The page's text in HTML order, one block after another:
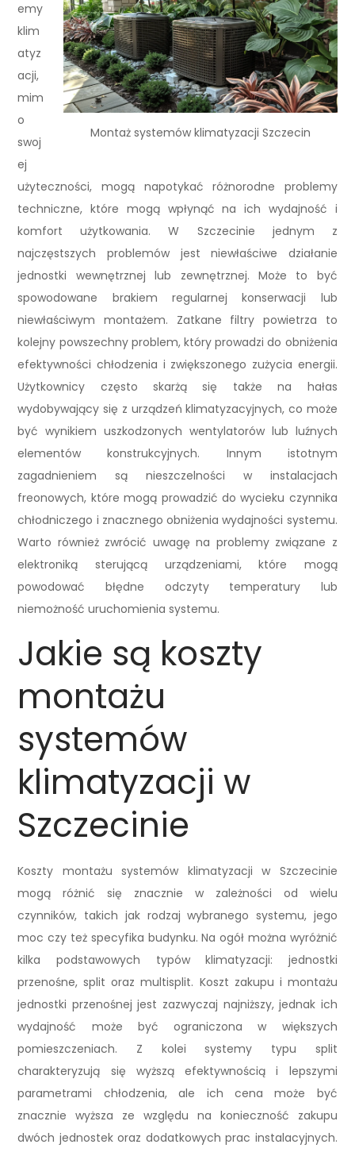
Montaż systemów klimatyzacji Szczecin
emy
klim
atyz
acji,
mim
o
swoj
ej
użyteczności, mogą napotykać różnorodne problemy
techniczne, które mogą wpłynąć na ich wydajność i
komfort użytkowania. W Szczecinie jednym z
najczęstszych problemów jest niewłaściwe działanie
jednostki wewnętrznej lub zewnętrznej. Może to być
spowodowane brakiem regularnej konserwacji lub
niewłaściwym montażem. Zatkane filtry powietrza to
kolejny powszechny problem, który prowadzi do obniżenia
efektywności chłodzenia i zwiększonego zużycia energii.
Użytkownicy często skarżą się także na hałas
wydobywający się z urządzeń klimatyzacyjnych, co może
być wynikiem uszkodzonych wentylatorów lub luźnych
elementów konstrukcyjnych. Innym istotnym
zagadnieniem są nieszczelności w instalacjach
freonowych, które mogą prowadzić do wycieku czynnika
chłodniczego i znacznego obniżenia wydajności systemu.
Warto również zwrócić uwagę na problemy związane z
elektroniką sterującą urządzeniami, które mogą
powodować błędne odczyty temperatury lub
niemożność uruchomienia systemu.
Jakie są koszty
montażu
systemów
klimatyzacji w
Szczecinie
Koszty montażu systemów klimatyzacji w Szczecinie
mogą różnić się znacznie w zależności od wielu
czynników, takich jak rodzaj wybranego systemu, jego
moc czy też specyfika budynku. Na ogół można wyróżnić
kilka podstawowych typów klimatyzacji: jednostki
przenośne, split oraz multisplit. Koszt zakupu i montażu
jednostki przenośnej jest zazwyczaj najniższy, jednak ich
wydajność może być ograniczona w większych
pomieszczeniach. Z kolei systemy typu split
charakteryzują się wyższą efektywnością i lepszymi
parametrami chłodzenia, ale ich cena może być
znacznie wyższa ze względu na konieczność zakupu
dwóch jednostek oraz dodatkowych prac instalacyjnych.